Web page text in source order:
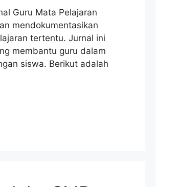
Guru Mata Pelajaran
mendokumentasikan
tertentu. Jurnal ini
membantu guru dalam
siswa. Berikut adalah